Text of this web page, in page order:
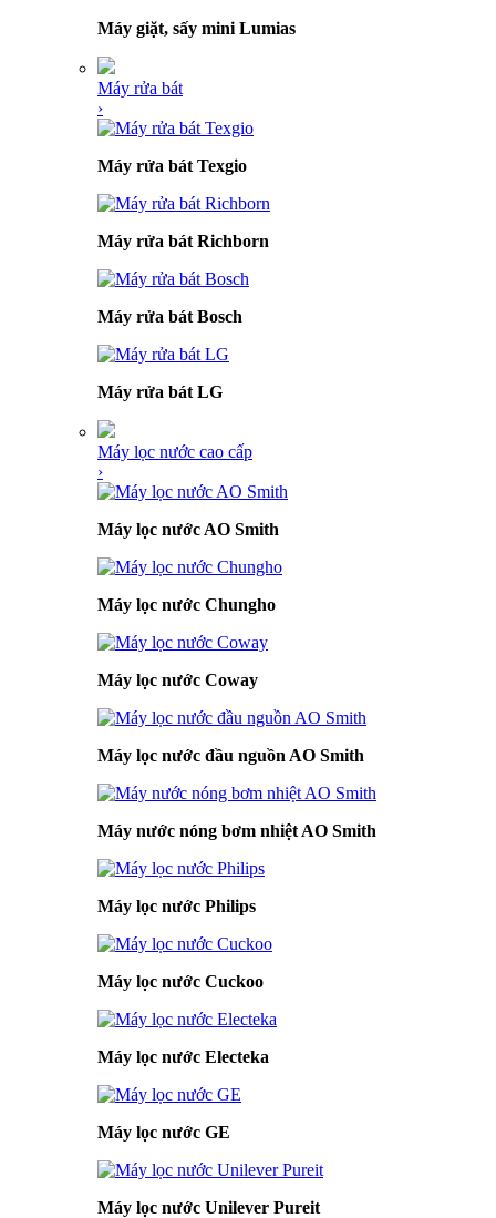
Máy giặt, sấy mini Lumias
Máy rửa bát
›
Máy rửa bát Texgio
Máy rửa bát Richborn
Máy rửa bát Bosch
Máy rửa bát LG
Máy lọc nước cao cấp
›
Máy lọc nước AO Smith
Máy lọc nước Chungho
Máy lọc nước Coway
Máy lọc nước đầu nguồn AO Smith
Máy nước nóng bơm nhiệt AO Smith
Máy lọc nước Philips
Máy lọc nước Cuckoo
Máy lọc nước Electeka
Máy lọc nước GE
Máy lọc nước Unilever Pureit